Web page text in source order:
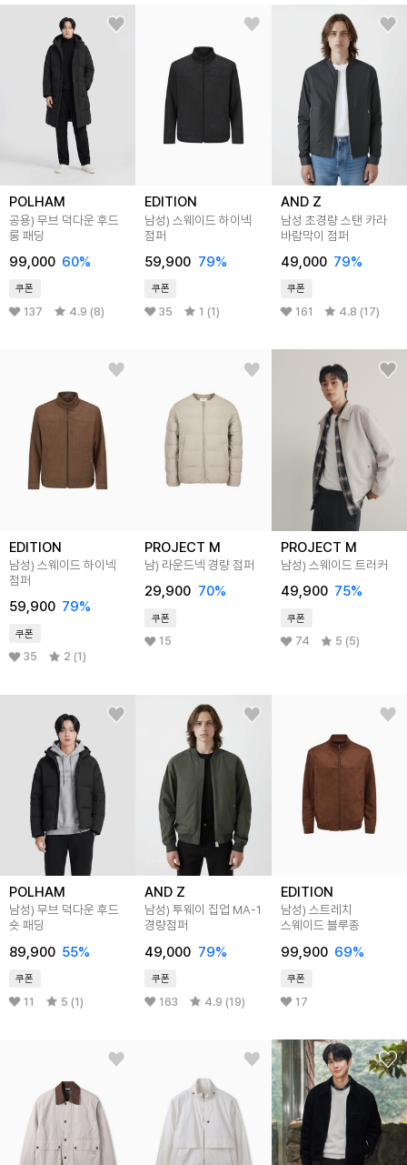
POLHAM
공용) 무브 덕다운 후드
롱 패딩
99,000 60%
쿠폰
137 4.9 (8)
EDITION
남성) 스웨이드 하이넥
점퍼
59,900 79%
쿠폰
35 1 (1)
AND Z
남성 초경량 스탠 카라
바람막이 점퍼
49,000 79%
쿠폰
161 4.8 (17)
EDITION
남성) 스웨이드 하이넥
점퍼
59,900 79%
쿠폰
35 2 (1)
PROJECT M
남) 라운드넥 경량 점퍼
29,900 70%
쿠폰
15
PROJECT M
남성) 스웨이드 트러커
49,900 75%
쿠폰
74 5 (5)
POLHAM
남성) 무브 덕다운 후드
숏 패딩
89,900 55%
쿠폰
11 5 (1)
AND Z
남성) 투웨이 집업 MA-1
경량점퍼
49,000 79%
쿠폰
163 4.9 (19)
EDITION
남성) 스트레치
스웨이드 블루종
99,900 69%
쿠폰
17